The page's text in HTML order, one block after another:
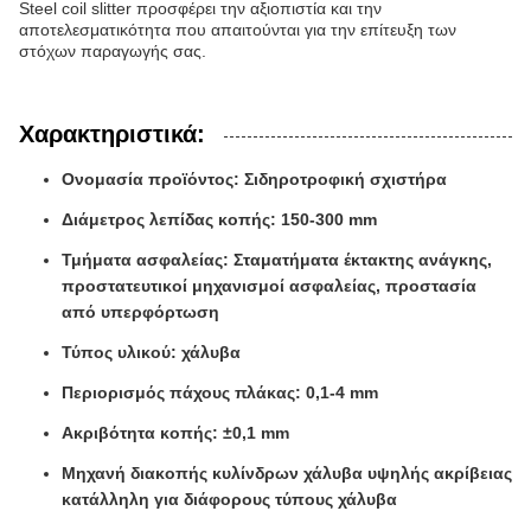
Steel coil slitter προσφέρει την αξιοπιστία και την
αποτελεσματικότητα που απαιτούνται για την επίτευξη των
στόχων παραγωγής σας.
Χαρακτηριστικά:
Ονομασία προϊόντος: Σιδηροτροφική σχιστήρα
Διάμετρος λεπίδας κοπής: 150-300 mm
Τμήματα ασφαλείας: Σταματήματα έκτακτης ανάγκης,
προστατευτικοί μηχανισμοί ασφαλείας, προστασία
από υπερφόρτωση
Τύπος υλικού: χάλυβα
Περιορισμός πάχους πλάκας: 0,1-4 mm
Ακριβότητα κοπής: ±0,1 mm
Μηχανή διακοπής κυλίνδρων χάλυβα υψηλής ακρίβειας
κατάλληλη για διάφορους τύπους χάλυβα